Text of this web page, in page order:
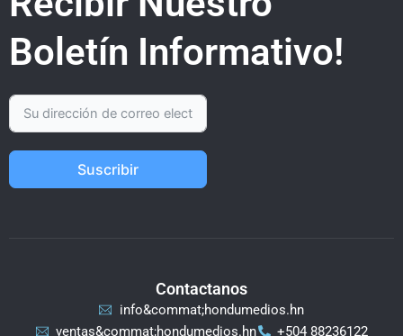
Boletín Informativo!
Suscribir
Contactanos
info&commat;hondumedios.hn
ventas&commat;hondumedios.hn
+504 88236122